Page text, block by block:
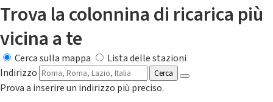
Trova la colonnina di ricarica più
vicina a te
Cerca sulla mappa
Lista delle stazioni
Indirizzo
Cerca
Prova a inserire un indirizzo più preciso.